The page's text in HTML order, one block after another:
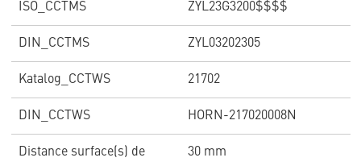
ISO_CCTMS ZYL23G3200$$$$
DIN_CCTMS ZYL03202305
Katalog_CCTWS 21702
DIN_CCTWS HORN-217020008N
Distance surface(s) de
30 mm